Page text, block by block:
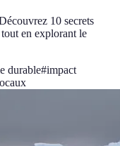
10 secrets
en explorant le
durable#impact